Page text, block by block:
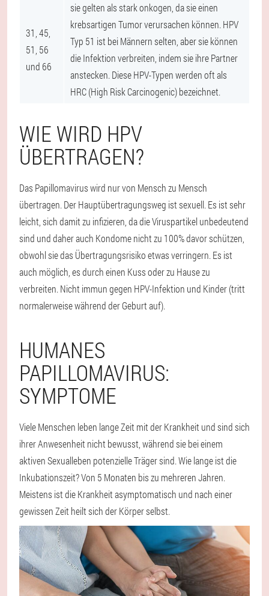
31, 45,
51, 56
und 66
sie gelten als stark onkogen, da sie einen
krebsartigen Tumor verursachen können. HPV
Typ 51 ist bei Männern selten, aber sie können
die Infektion verbreiten, indem sie ihre Partner
anstecken. Diese HPV-Typen werden oft als
HRC (High Risk Carcinogenic) bezeichnet.
WIE WIRD HPV
ÜBERTRAGEN?
Das Papillomavirus wird nur von Mensch zu Mensch
übertragen. Der Hauptübertragungsweg ist sexuell. Es ist sehr
leicht, sich damit zu infizieren, da die Viruspartikel unbedeutend
sind und daher auch Kondome nicht zu 100% davor schützen,
obwohl sie das Übertragungsrisiko etwas verringern. Es ist
auch möglich, es durch einen Kuss oder zu Hause zu
verbreiten. Nicht immun gegen HPV-Infektion und Kinder (tritt
normalerweise während der Geburt auf).
HUMANES
PAPILLOMAVIRUS:
SYMPTOME
Viele Menschen leben lange Zeit mit der Krankheit und sind sich
ihrer Anwesenheit nicht bewusst, während sie bei einem
aktiven Sexualleben potenzielle Träger sind. Wie lange ist die
Inkubationszeit? Von 5 Monaten bis zu mehreren Jahren.
Meistens ist die Krankheit asymptomatisch und nach einer
gewissen Zeit heilt sich der Körper selbst.